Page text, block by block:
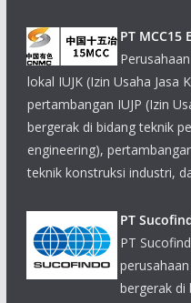
pertambangan IUJP (Izin
bergerak di bidang teknik
engineering),
teknik konstruksi industri,
PT
PT
bergerak di
sertifikasi, pelatihan dan